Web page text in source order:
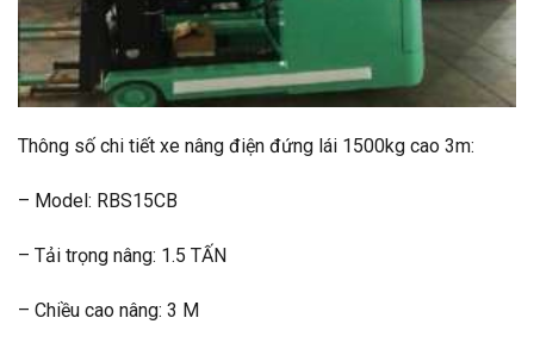
Thông số chi tiết xe nâng điện đứng lái 1500kg cao 3m:
– Model: RBS15CB
– Tải trọng nâng: 1.5 TẤN
– Chiều cao nâng: 3 M